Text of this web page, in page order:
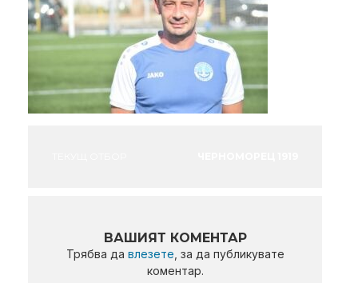
ВАШИЯТ КОМЕНТАР
Трябва да влезете , за да публикувате
коментар.